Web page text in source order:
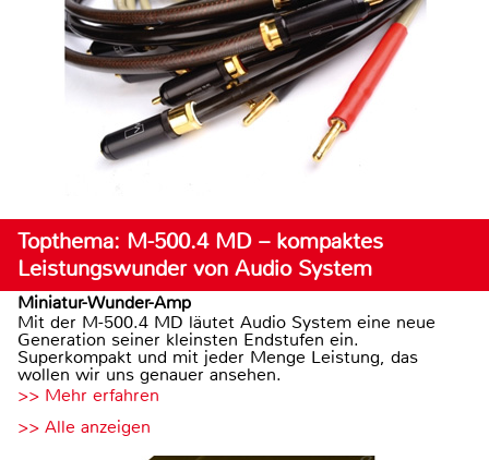
Topthema: M-500.4 MD – kompaktes
Leistungswunder von Audio System
Miniatur-Wunder-Amp
Mit der M-500.4 MD läutet Audio System eine neue
Generation seiner kleinsten Endstufen ein.
Superkompakt und mit jeder Menge Leistung, das
wollen wir uns genauer ansehen.
>> Mehr erfahren
>> Alle anzeigen